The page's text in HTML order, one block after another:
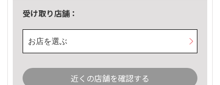
受け取り店舗：
お店を選ぶ
近くの店舗を確認する